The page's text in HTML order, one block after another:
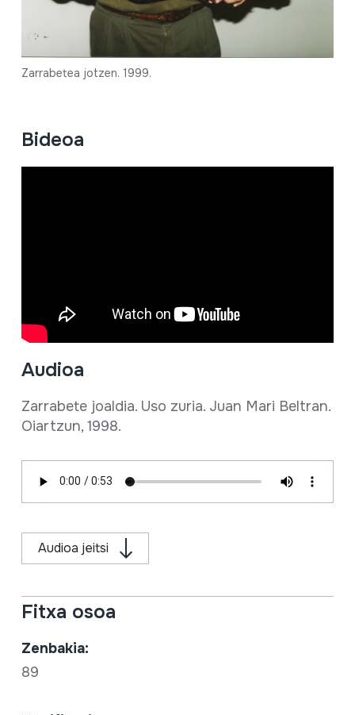
Zarrabetea jotzen. 1999.
Bideoa
Audioa
Zarrabete joaldia. Uso zuria. Juan Mari Beltran.
Oiartzun, 1998.
Audioa jeitsi
Fitxa osoa
Zenbakia:
89